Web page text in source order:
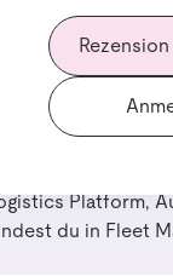
Nutzer, die
suchen. Die
Weitere
Platform,
du in Fleet